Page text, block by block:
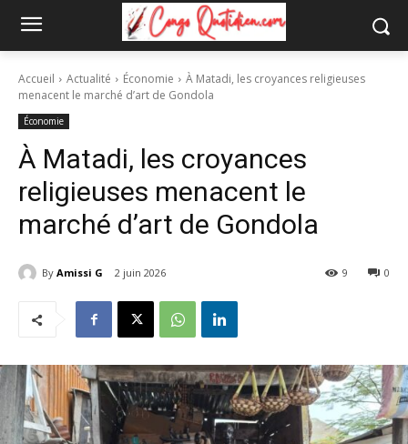
Accueil Actualité Économie
À Matadi, les croyances religieuses
menacent le marché d’art de Gondola
Économie
À Matadi, les croyances
religieuses menacent le
marché d’art de Gondola
By Amissi G 2 juin 2026 0
9